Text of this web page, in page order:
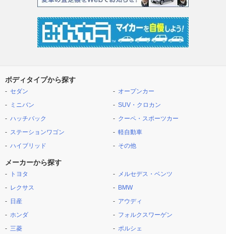
ボディタイプから探す
セダン
ミニバン
ハッチバック
ステーションワゴン
ハイブリッド
オープンカー
SUV・クロカン
クーペ・スポーツカー
軽自動車
その他
メーカーから探す
トヨタ
レクサス
日産
ホンダ
三菱
メルセデス・ベンツ
BMW
アウディ
フォルクスワーゲン
ポルシェ